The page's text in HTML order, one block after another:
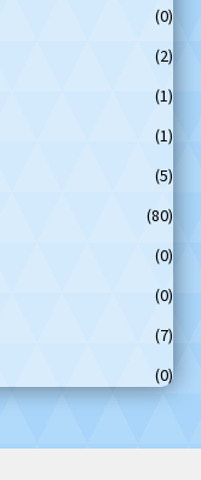
(0)
(2)
(1)
(1)
(5)
(80)
(0)
(0)
(7)
(0)